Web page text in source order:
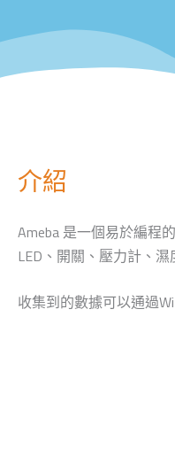
介紹
Ameba 是一個易於編程
LED、開關、壓力計、
收集到的數據可以通過